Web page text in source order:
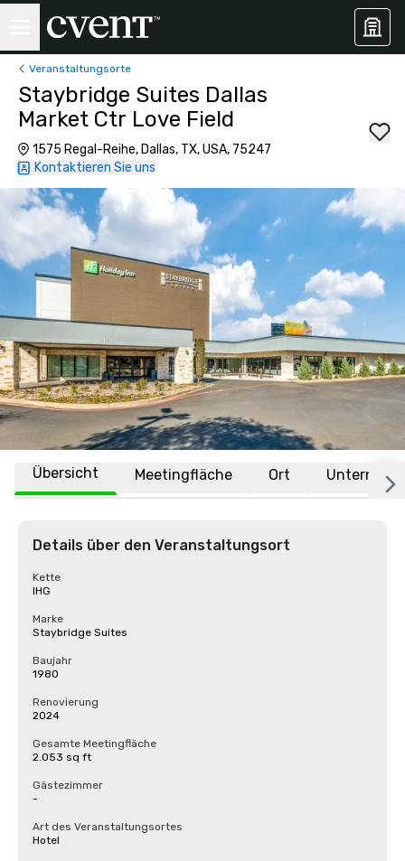
Veranstaltungsorte
Staybridge Suites Dallas
Market Ctr Love Field
1575 Regal-Reihe, Dallas, TX, USA, 75247
Kontaktieren Sie uns
Übersicht Meetingfläche Ort
Details über den Veranstaltungsort
Kette
IHG
Marke
Staybridge Suites
Baujahr
1980
Renovierung
2024
Gesamte Meetingfläche
2.053 sq ft
Gästezimmer
-
Art des Veranstaltungsortes
Hotel